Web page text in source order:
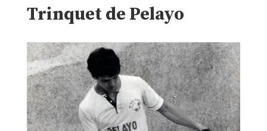
Trinquet de Pelayo